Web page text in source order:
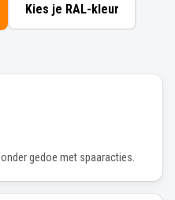
Kies je RAL-kleur
gedoe met spaaracties.